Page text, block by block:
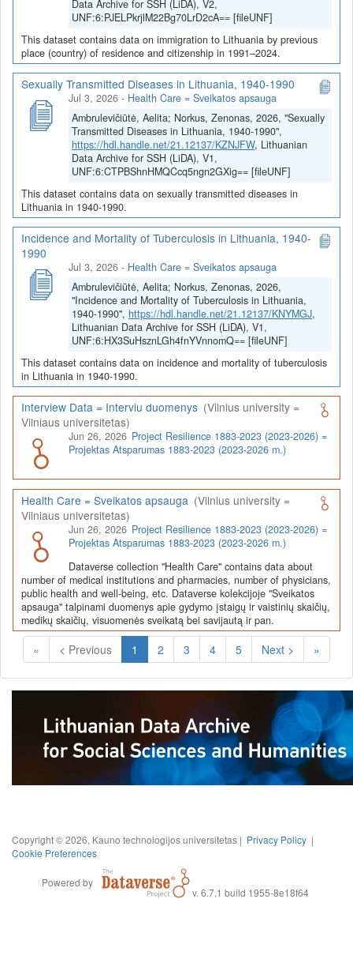
Data Archive for SSH (LiDA), V2,
UNF:6:PJELPkrjlM22Bg70LrD2cA== [fileUNF]
This dataset contains data on immigration to Lithuania by previous
place (country) of residence and citizenship in 1991–2024.
Sexually Transmitted Diseases in Lithuania, 1940-1990
Jul 3, 2026 - Health Care = Sveikatos apsauga
Ambrulevičiūtė, Aelita; Norkus, Zenonas, 2026, "Sexually
Transmitted Diseases in Lithuania, 1940-1990",
https://hdl.handle.net/21.12137/KZNJFW, Lithuanian
Data Archive for SSH (LiDA), V1,
UNF:6:CTPBShnHMQCcq5ngn2GXig== [fileUNF]
This dataset contains data on sexually transmitted diseases in
Lithuania in 1940-1990.
Incidence and Mortality of Tuberculosis in Lithuania, 1940-
1990
Jul 3, 2026 - Health Care = Sveikatos apsauga
Ambrulevičiūtė, Aelita; Norkus, Zenonas, 2026,
"Incidence and Mortality of Tuberculosis in Lithuania,
1940-1990", https://hdl.handle.net/21.12137/KNYMGJ,
Lithuanian Data Archive for SSH (LiDA), V1,
UNF:6:HX3SuHsznLGh4fnYVnnomQ== [fileUNF]
This dataset contains data on incidence and mortality of tuberculosis
in Lithuania in 1940-1990.
Interview Data = Interviu duomenys (Vilnius university =
Vilniaus universitetas)
Jun 26, 2026 Project Resilience 1883-2023 (2023-2026) =
Projektas Atsparumas 1883-2023 (2023-2026 m.)
Health Care = Sveikatos apsauga (Vilnius university =
Vilniaus universitetas)
Jun 26, 2026 Project Resilience 1883-2023 (2023-2026) =
Projektas Atsparumas 1883-2023 (2023-2026 m.)
Dataverse collection "Health Care" contains data about
number of medical institutions and pharmacies, number of physicians,
public health and well-being, etc. Dataverse kolekcijoje "Sveikatos
apsauga" talpinami duomenys apie gydymo įstaigų ir vaistinių skaičių,
medikų skaičių, visuomenės sveikatą bei savijautą ir pan.
« < Previous 1 (Current)
2 3 4 5 Next > »
Copyright © 2026, Kauno technologijos universitetas | Privacy Policy |
Cookie Preferences
Powered by
v. 6.7.1 build 1955-8e18f64